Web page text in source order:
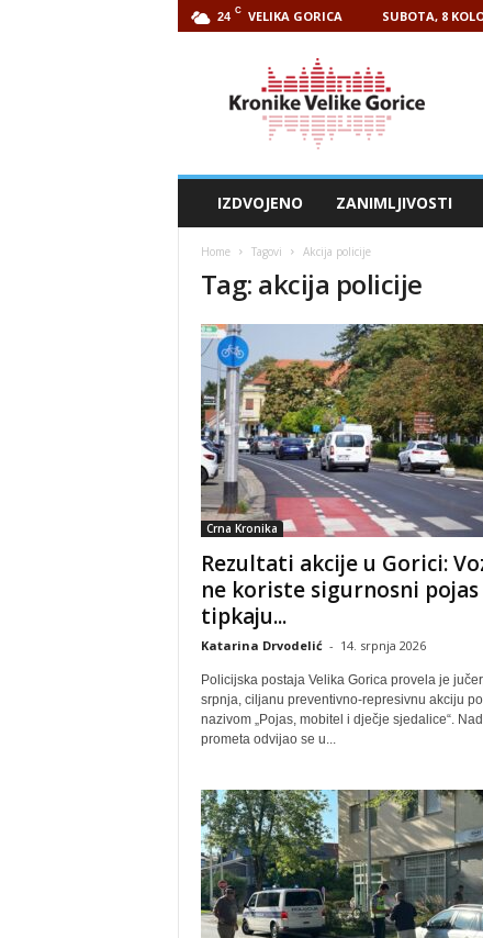
24 C VELIKA GORICA SUBOTA, 8
IZDVOJENO ZANIMLJIVOSTI
Home Tagovi Akcija policije
Tag: akcija policije
Crna Kronika
Rezultati akcije u Gorici:
ne koriste sigurnosni pojas
tipkaju...
Katarina Drvodelić - 14. srpnja 2026
Policijska postaja Velika Gorica provela je
srpnja, ciljanu preventivno-represivnu akciju
nazivom „Pojas, mobitel i dječje sjedalice“.
prometa odvijao se u...